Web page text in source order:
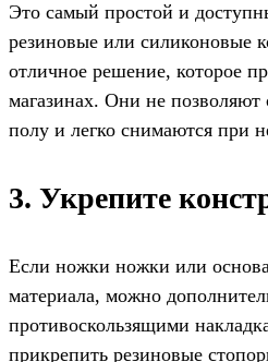
Это самый простой и
резиновые или силиконовые
отличное решение, которое
магазинах. Они не позволяют
полу и легко снимаются при
3. Укрепите
Если ножки ножки или
материала, можно
противоскользящими
прикрепить резиновые